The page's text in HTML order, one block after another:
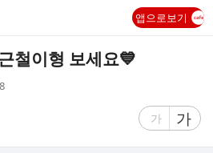
앱으로보기
철이형 보세요💙
글
가
글
자
가